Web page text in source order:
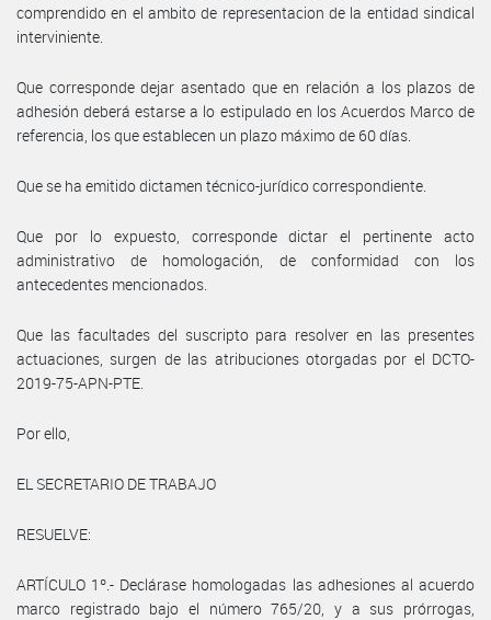
comprendido en el ambito de representacion de la entidad sindical
interviniente.
Que corresponde dejar asentado que en relación a los plazos de
adhesión deberá estarse a lo estipulado en los Acuerdos Marco de
referencia, los que establecen un plazo máximo de 60 días.
Que se ha emitido dictamen técnico-jurídico correspondiente.
Que por lo expuesto, corresponde dictar el pertinente acto
administrativo de homologación, de conformidad con los
antecedentes mencionados.
Que las facultades del suscripto para resolver en las presentes
actuaciones, surgen de las atribuciones otorgadas por el DCTO-
2019-75-APN-PTE.
Por ello,
EL SECRETARIO DE TRABAJO
RESUELVE:
ARTÍCULO 1º.- Declárase homologadas las adhesiones al acuerdo
marco registrado bajo el número 765/20, y a sus prórrogas,